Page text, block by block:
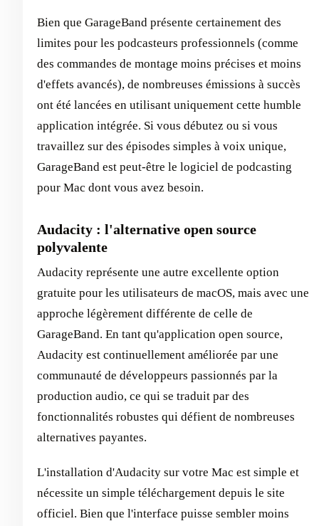
Bien que GarageBand présente certainement des
limites pour les podcasteurs professionnels (comme
des commandes de montage moins précises et moins
d'effets avancés), de nombreuses émissions à succès
ont été lancées en utilisant uniquement cette humble
application intégrée. Si vous débutez ou si vous
travaillez sur des épisodes simples à voix unique,
GarageBand est peut-être le logiciel de podcasting
pour Mac dont vous avez besoin.
Audacity : l'alternative open source
polyvalente
Audacity représente une autre excellente option
gratuite pour les utilisateurs de macOS, mais avec une
approche légèrement différente de celle de
GarageBand. En tant qu'application open source,
Audacity est continuellement améliorée par une
communauté de développeurs passionnés par la
production audio, ce qui se traduit par des
fonctionnalités robustes qui défient de nombreuses
alternatives payantes.
L'installation d'Audacity sur votre Mac est simple et
nécessite un simple téléchargement depuis le site
officiel. Bien que l'interface puisse sembler moins